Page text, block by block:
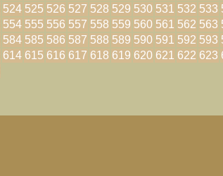
524 525 526 527 528 529 530 531 532 533
554 555 556 557 558 559 560 561 562 563
584 585 586 587 588 589 590 591 592 593
614 615 616 617 618 619 620 621 622 623